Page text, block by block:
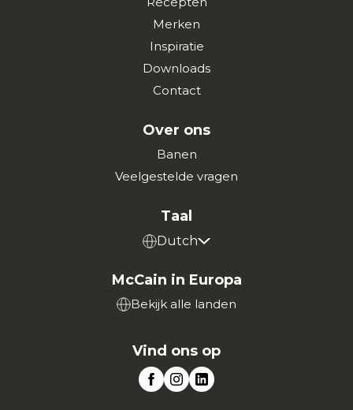
Merken
Inspiratie
Downloads
Contact
Over ons
Banen
Veelgestelde vragen
Taal
Dutch
McCain in Europa
Bekijk alle landen
Vind ons op